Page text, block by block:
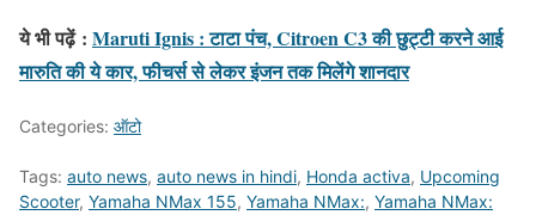
ये भी पढ़ें : Maruti Ignis : टाटा पंच, Citroen C3 की छुट्टी करने आई
मारुति की ये कार, फीचर्स से लेकर इंजन तक मिलेंगे शानदार
Categories: ऑटो
Tags: auto news, auto news in hindi, Honda activa, Upcoming
Scooter, Yamaha NMax 155, Yamaha NMax:, Yamaha NMax: